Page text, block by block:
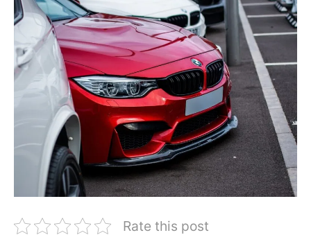
Rate this post